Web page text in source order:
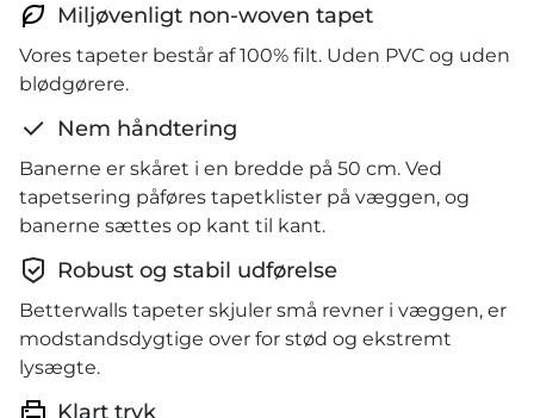
Miljøvenligt non-woven tapet
Vores tapeter består af 100% filt. Uden PVC og uden
blødgørere.
Nem håndtering
Banerne er skåret i en bredde på 50 cm. Ved
tapetsering påføres tapetklister på væggen, og
banerne sættes op kant til kant.
Robust og stabil udførelse
Betterwalls tapeter skjuler små revner i væggen, er
modstandsdygtige over for stød og ekstremt
lysægte.
Klart tryk